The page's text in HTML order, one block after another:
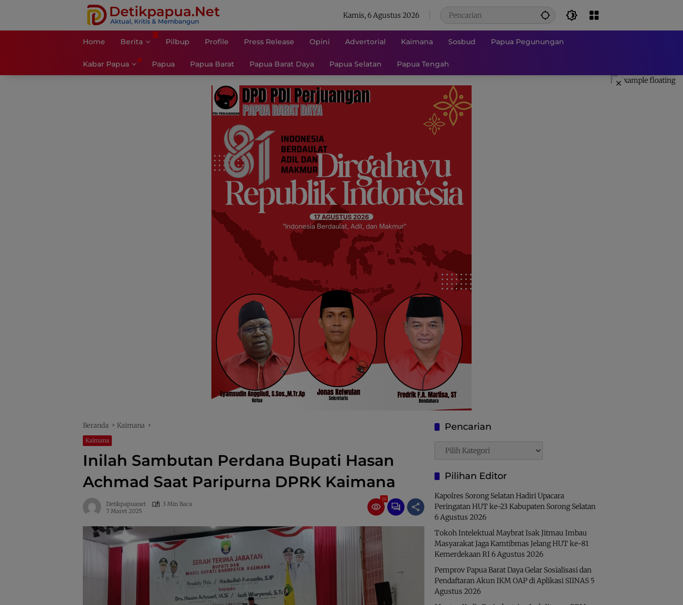
Kamis, 6 Agustus 2026
Home Berita Pilbup Profile Press Release Opini Advertorial Kaimana Sosbud Papua Pegunungan
Kabar Papua Papua Papua Barat Papua Barat Daya Papua Selatan Papua Tengah
×
Beranda Kaimana
Kaimana
Inilah Sambutan Perdana Bupati Hasan
Achmad Saat Paripurna DPRK Kaimana
Detikpapuanet
3 Min Baca
7 Maret 2025
19
Pencarian
Pencarian
Pilihan Editor
Kapolres Sorong Selatan Hadiri Upacara
Peringatan HUT ke-23 Kabupaten Sorong Selatan
6 Agustus 2026
Tokoh Intelektual Maybrat Isak Jitmau Imbau
Masyarakat Jaga Kamtibmas Jelang HUT ke-81
Kemerdekaan RI6 Agustus 2026
Pemprov Papua Barat Daya Gelar Sosialisasi dan
Pendaftaran Akun IKM OAP di Aplikasi SIINAS 5
Agustus 2026